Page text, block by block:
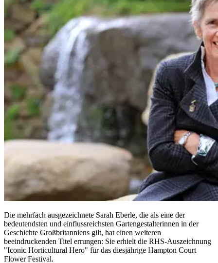
Die mehrfach ausgezeichnete Sarah Eberle, die als eine der
bedeutendsten und einflussreichsten Gartengestalterinnen in der
Geschichte Großbritanniens gilt, hat einen weiteren
beeindruckenden Titel errungen: Sie erhielt die RHS-Auszeichnung
"Iconic Horticultural Hero" für das diesjährige Hampton Court
Flower Festival.